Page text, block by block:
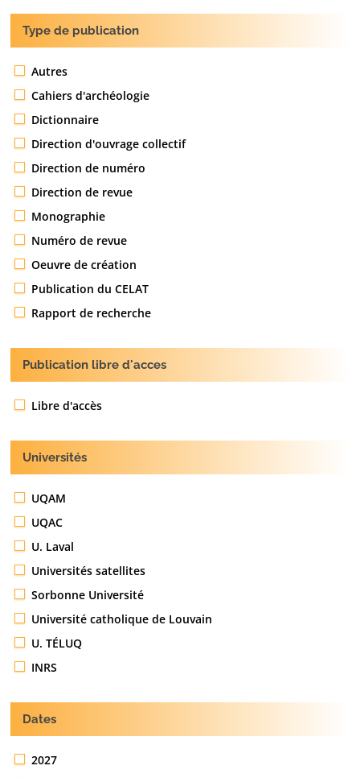
Type de publication
Autres
Cahiers d'archéologie
Dictionnaire
Direction d'ouvrage collectif
Direction de numéro
Direction de revue
Monographie
Numéro de revue
Oeuvre de création
Publication du CELAT
Rapport de recherche
Publication libre d'acces
Libre d'accès
Universités
UQAM
UQAC
U. Laval
Universités satellites
Sorbonne Université
Université catholique de Louvain
U. TÉLUQ
INRS
Dates
2027